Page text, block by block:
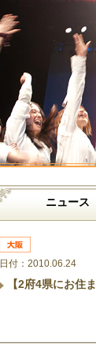
ニュース
日付：2010.06.24
【2府4県にお住